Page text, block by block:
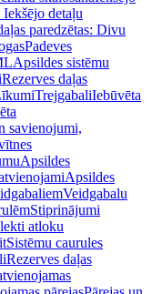
Iekšējo detaļu
paredzētas: Divu
Padeves
Apsildes sistēmu
Rezerves daļas
TrejgabaliIebūvēta
savienojumi,
Apsildes
Apsildes
Veidgabalu
Stiprinājumi
atloku
Sistēmu caurules
Rezerves daļas